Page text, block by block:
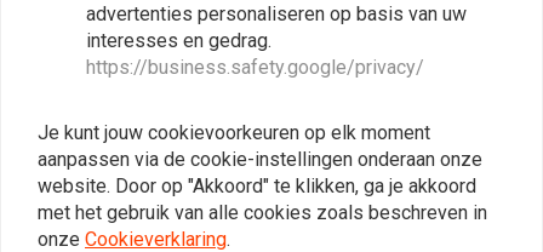
dB-Killers Type 3
(Selecteer Diameter)
Brandstof
tankbehandelingsset
advertenties personaliseren op basis van uw
interesses en gedrag.
https://business.safety.google/privacy/
Je kunt jouw cookievoorkeuren op elk moment
aanpassen via de cookie-instellingen onderaan onze
website. Door op "Akkoord" te klikken, ga je akkoord
met het gebruik van alle cookies zoals beschreven in
onze Cookieverklaring.